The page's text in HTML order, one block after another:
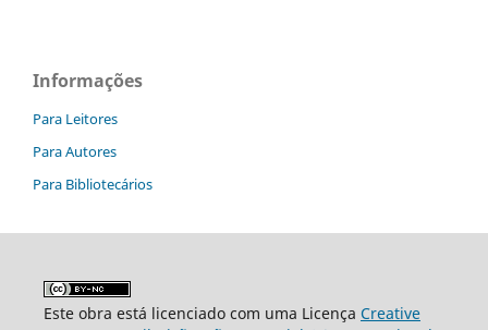
Informações
Para Leitores
Para Autores
Para Bibliotecários
Este obra está licenciado com uma Licença Creative